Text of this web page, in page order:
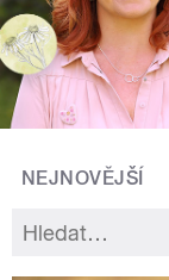
NEJNOVĚJŠÍ